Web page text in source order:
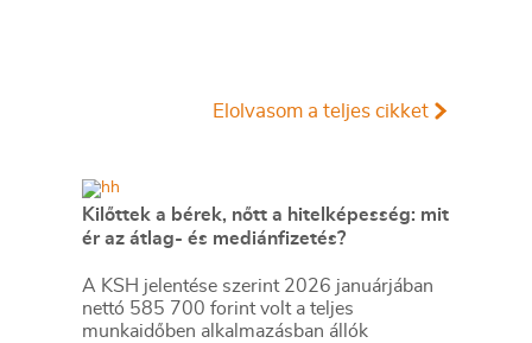
Elolvasom a teljes cikket
Kilőttek a bérek, nőtt a hitelképesség: mit
ér az átlag- és mediánfizetés?
A KSH jelentése szerint 2026 januárjában
nettó 585 700 forint volt a teljes
munkaidőben alkalmazásban állók